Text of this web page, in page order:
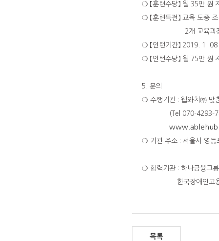
❍ 【훈련수당】 월 35만
❍ 【훈련특전】 교육 도중
2개 교육과정
❍ 【인턴기간】 2019. 1.
❍ 【인턴수당】 월 75만 원
5. 문의
❍ 수행기관 : 웹와치㈜ 맞
(Tel 070-4293-
❍ 기관 주소 : 서울시 영등
❍ 협력기관 : 하나금융그
한국장애인고용
목록